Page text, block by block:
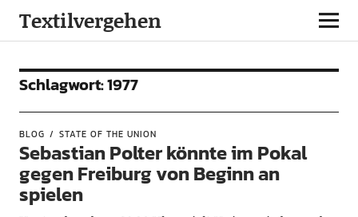
Textilvergehen
Schlagwort:1977
BLOG STATE OF THE UNION
Sebastian Polter könnte im Pokal
gegen Freiburg von Beginn an
spielen